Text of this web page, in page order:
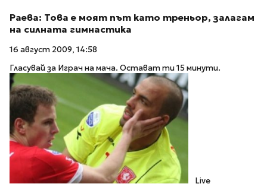
Раева: Това е моят път като треньор, залагам
на силната гимнастика
16 август 2009, 14:58
Гласувай за Играч на мача. Остават ти 15 минути.
Live